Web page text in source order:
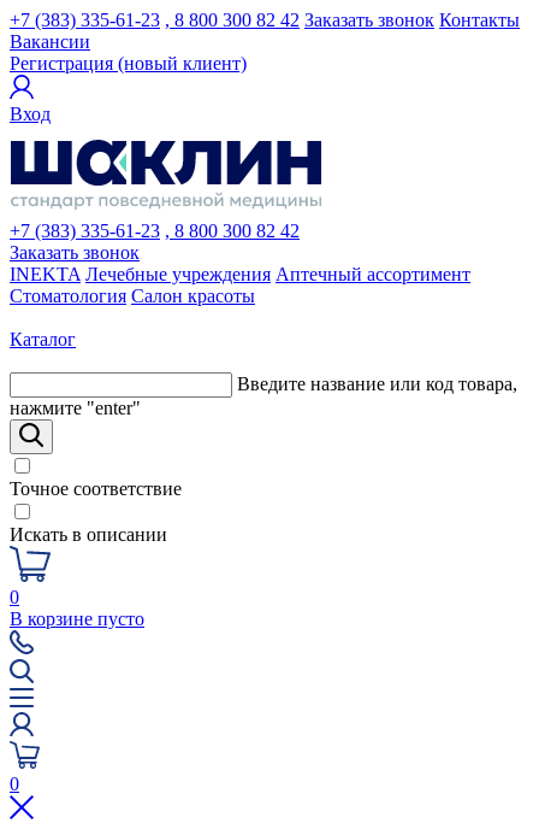
+7 (383) 335-61-23 , 8 800 300 82 42 Заказать звонок Контакты
Вакансии
Регистрация (новый клиент)
Вход
+7 (383) 335-61-23 , 8 800 300 82 42
Заказать звонок
INEKTA Лечебные учреждения Аптечный ассортимент
Стоматология Салон красоты
Каталог
Введите название или код товара,
нажмите "enter"
Точное соответствие
Искать в описании
0
В корзине пусто
0